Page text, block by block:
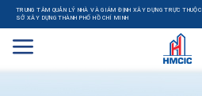
TRUNG TÂM QUẢN LÝ NHÀ VÀ GIÁM ĐỊNH XÂY DỰNG TRỰC THUỘC
SỞ XÂY DỰNG THÀNH PHỐ HỒ CHÍ MINH